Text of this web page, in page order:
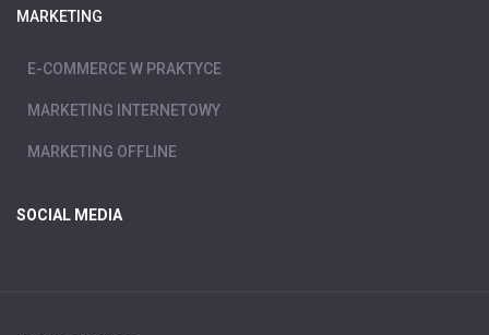
MARKETING
E-COMMERCE W PRAKTYCE
MARKETING INTERNETOWY
MARKETING OFFLINE
SOCIAL MEDIA